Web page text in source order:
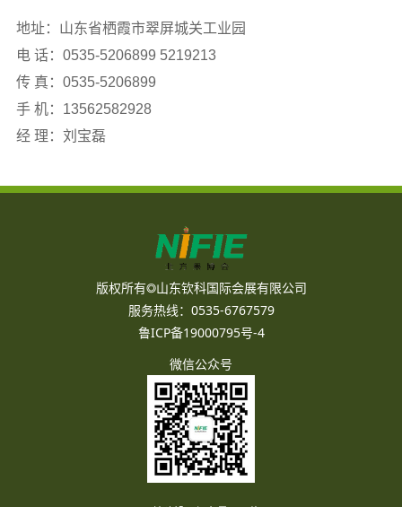
地址：山东省栖霞市翠屏城关工业园
电 话：0535-5206899 5219213
传 真：0535-5206899
手 机：13562582928
经 理：刘宝磊
版权所有◎山东钦科国际会展有限公司
服务热线：0535-6767579
鲁ICP备19000795号-4
微信公众号